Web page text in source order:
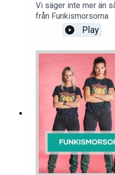
Vi säger inte mer än
från Funkismorsorna
Play